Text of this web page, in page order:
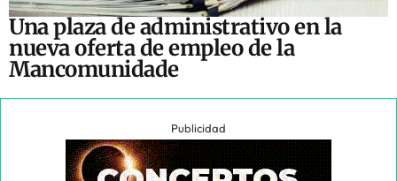
Una plaza de administrativo en la
nueva oferta de empleo de la
Mancomunidade
Publicidad